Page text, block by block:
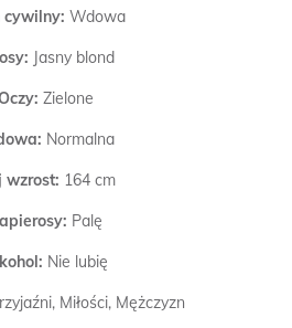
cywilny: Wdowa
Jasny blond
Zielone
Normalna
wzrost: 164 cm
Palę
Nie lubię
Miłości, Mężczyzn